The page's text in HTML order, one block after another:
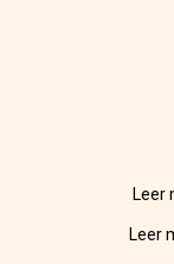
Leer
Leer